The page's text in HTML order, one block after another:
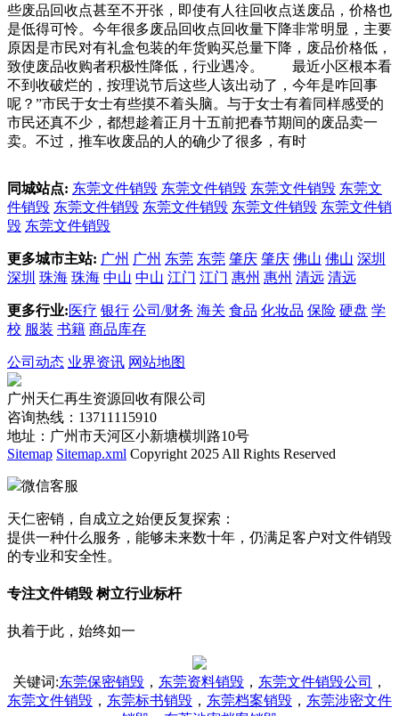
些废品回收点甚至不开张，即使有人往回收点送废品，价格也
是低得可怜。今年很多废品回收点回收量下降非常明显，主要
原因是市民对有礼盒包装的年货购买总量下降，废品价格低，
致使废品收购者积极性降低，行业遇冷。 最近小区根本看
不到收破烂的，按理说节后这些人该出动了，今年是咋回事
呢？”市民于女士有些摸不着头脑。与于女士有着同样感受的
市民还真不少，都想趁着正月十五前把春节期间的废品卖一
卖。不过，推车收废品的人的确少了很多，有时
同城站点: 东莞文件销毁 东莞文件销毁 东莞文件销毁 东莞文
件销毁 东莞文件销毁 东莞文件销毁 东莞文件销毁 东莞文件销
毁 东莞文件销毁
更多城市主站: 广州 广州 东莞 东莞 肇庆 肇庆 佛山 佛山 深圳
深圳 珠海 珠海 中山 中山 江门 江门 惠州 惠州 清远 清远
更多行业:医疗 银行 公司/财务 海关 食品 化妆品 保险 硬盘 学
校 服装 书籍 商品库存
公司动态 业界资讯 网站地图
广州天仁再生资源回收有限公司
咨询热线：13711115910
地址：广州市天河区小新塘横圳路10号
Sitemap Sitemap.xml Copyright 2025 All Rights Reserved
微信客服
天仁密销，自成立之始便反复探索：
提供一种什么服务，能够未来数十年，仍满足客户对文件销毁
的专业和安全性。
专注文件销毁 树立行业标杆
执着于此，始终如一
关键词:东莞保密销毁 ， 东莞资料销毁 ， 东莞文件销毁公司
，
东莞文件销毁 ， 东莞标书销毁 ， 东莞档案销毁 ， 东莞涉密文件